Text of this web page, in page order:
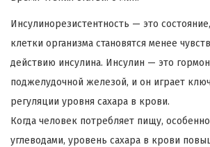
Инсулинорезистентность — это
клетки организма становятся менее
действию инсулина. Инсулин — это
поджелудочной железой, и он играет
регуляции уровня сахара в крови.
Когда человек потребляет пищу,
углеводами, уровень сахара в крови